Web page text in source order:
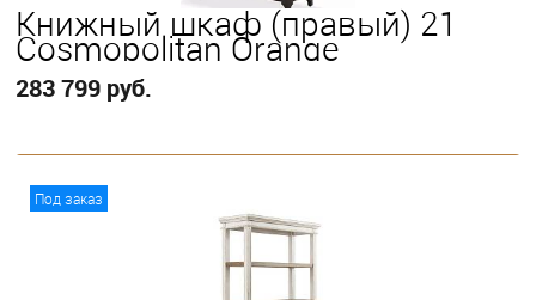
Книжный шкаф (правый) 21
Cosmopolitan Orange
283 799 руб.
Под заказ